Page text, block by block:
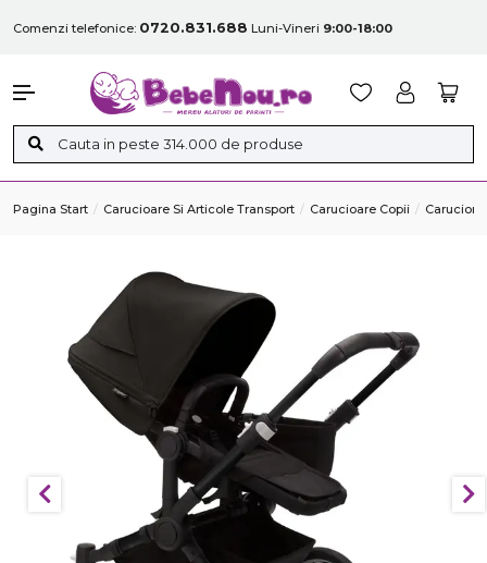
Comenzi telefonice: 0720.831.688 Luni-Vineri 9:00-18:00
Pagina Start Carucioare Si Articole Transport Carucioare Copii Carucior